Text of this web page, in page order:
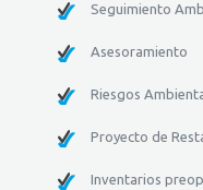
Seguimiento
Asesoramiento
Riesgos
Proyecto de
Inventarios